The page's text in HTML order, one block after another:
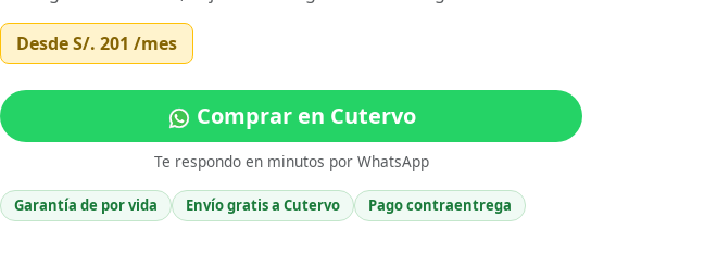
DesdeS/. 201 /mes
Comprar en Cutervo
Te respondo en minutos por WhatsApp
Garantía de por vida Envío gratis a Cutervo Pago contraentrega